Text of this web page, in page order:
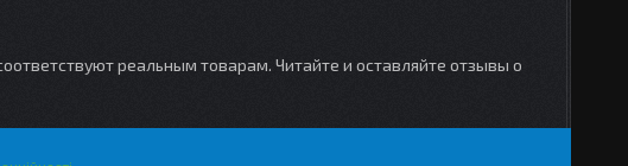
реальным товарам. Читайте и оставляйте отзывы о